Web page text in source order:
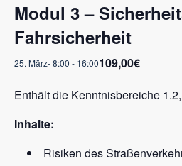
Modul 3 –
Fahrsicherheit
25. März- 8:00 - 16:00109,00€
Enthält die Kenntnisbereiche
Inhalte:
Risiken des